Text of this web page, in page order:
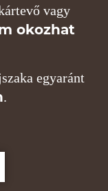
vagy
okozhat
egyaránt
.